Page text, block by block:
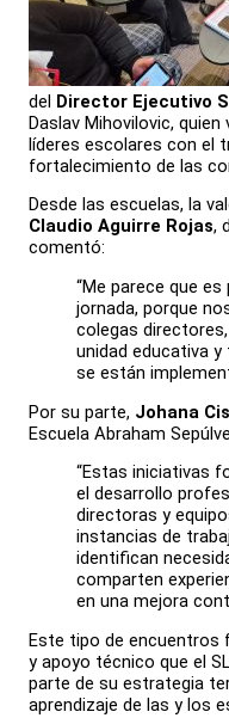
del Director Ejecutivo
Daslav Mihovilovic,
líderes escolares con el
fortalecimiento de las
Desde las escuelas, la
Claudio Aguirre Rojas,
comentó:
“Me parece que
jornada, porque
colegas
unidad educativa
se están
Por su parte, Johana
Escuela Abraham
“Estas iniciativas
el desarrollo
directoras y
instancias de
identifican
comparten
en una mejora
Este tipo de encuentros
y apoyo técnico que el
parte de su estrategia
aprendizaje de las y los